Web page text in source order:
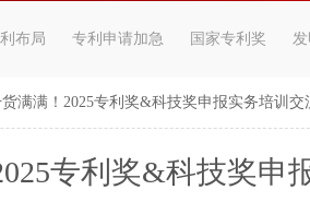
布局 专利申请加急 国家专利奖
满满！2025专利奖&科技奖申报实务培训交
专利奖&科技奖申